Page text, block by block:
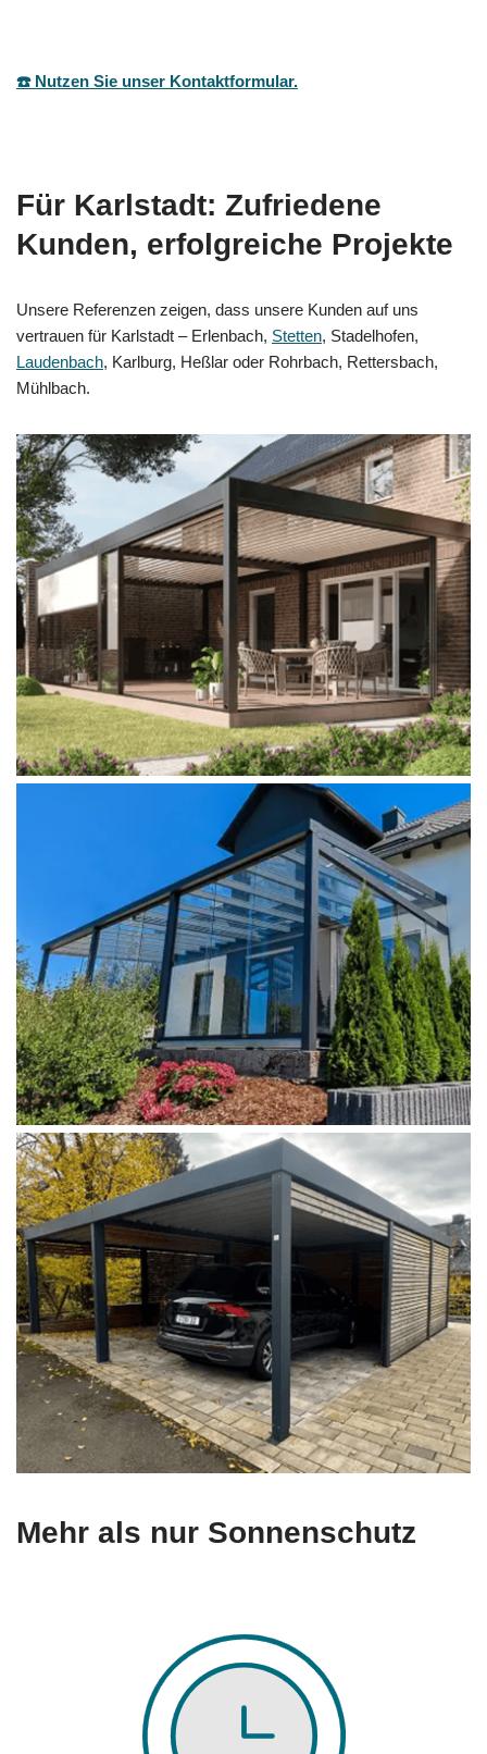
☎️ Nutzen Sie unser Kontaktformular.
Für Karlstadt: Zufriedene
Kunden, erfolgreiche Projekte
Unsere Referenzen zeigen, dass unsere Kunden auf uns
vertrauen für Karlstadt – Erlenbach, Stetten, Stadelhofen,
Laudenbach, Karlburg, Heßlar oder Rohrbach, Rettersbach,
Mühlbach.
Mehr als nur Sonnenschutz